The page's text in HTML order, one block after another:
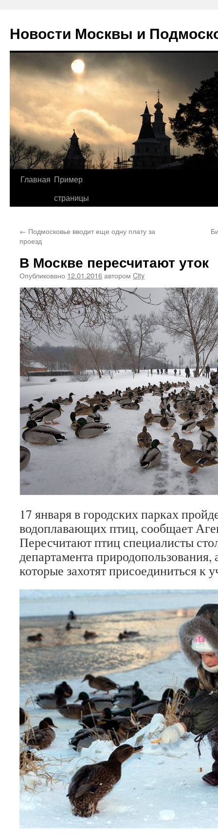
Новости Москвы и
Перейти
Главная Пример
страницы
← Подмосковье вводит еще одну плату за
проезд
В Москве пересчитают уток
Опубликовано 12.01.2016автором City
17 января в городских парках
водоплавающих птиц, сообщает
Пересчитают птиц специалисты
департамента
которые захотят присоединиться к